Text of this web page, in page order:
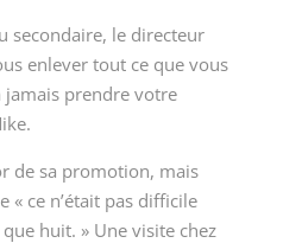
secondaire, le directeur
enlever tout ce que vous
jamais prendre votre
de sa promotion, mais
ce n’était pas difficile
huit. » Une visite chez